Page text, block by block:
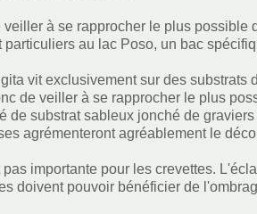
veiller à se rapprocher le plus
particuliers au lac Poso, un bac
vit exclusivement sur des substrats
de veiller à se rapprocher le plus
de substrat sableux jonché de
agrémenteront agréablement le
pas importante pour les crevettes.
doivent pouvoir bénéficier de